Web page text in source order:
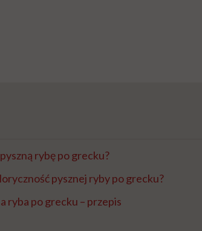
rybę po grecku?
pysznej ryby po grecku?
ryba po grecku – przepis